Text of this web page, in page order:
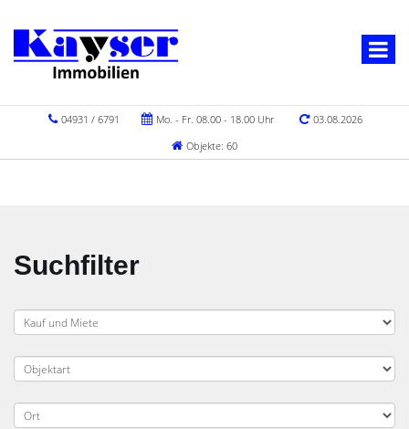
04931 / 6791 Mo. - Fr. 08.00 - 18.00 Uhr
03.08.2026
Objekte: 60
Suchfilter